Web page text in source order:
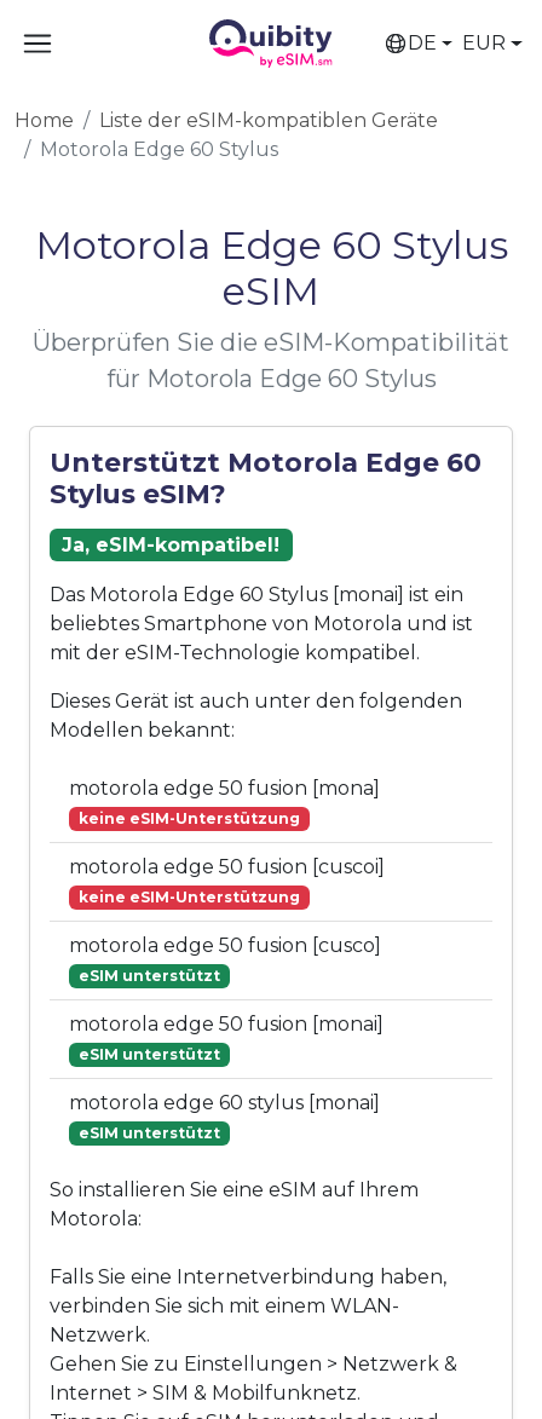
DE EUR
Home
Liste der eSIM-kompatiblen Geräte
Motorola Edge 60 Stylus
Motorola Edge 60 Stylus
eSIM
Überprüfen Sie die eSIM-Kompatibilität
für Motorola Edge 60 Stylus
Unterstützt Motorola Edge 60
Stylus eSIM?
Ja, eSIM-kompatibel!
Das Motorola Edge 60 Stylus [monai] ist ein
beliebtes Smartphone von Motorola und ist
mit der eSIM-Technologie kompatibel.
Dieses Gerät ist auch unter den folgenden
Modellen bekannt:
motorola edge 50 fusion [mona]
keine eSIM-Unterstützung
motorola edge 50 fusion [cuscoi]
keine eSIM-Unterstützung
motorola edge 50 fusion [cusco]
eSIM unterstützt
motorola edge 50 fusion [monai]
eSIM unterstützt
motorola edge 60 stylus [monai]
eSIM unterstützt
So installieren Sie eine eSIM auf Ihrem
Motorola:
Falls Sie eine Internetverbindung haben,
verbinden Sie sich mit einem WLAN-
Netzwerk.
Gehen Sie zu Einstellungen > Netzwerk &
Internet > SIM & Mobilfunknetz.